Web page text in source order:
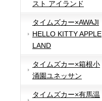
スト アイランド
タイムズカー×AWAJI
HELLO KITTY APPLE
LAND
タイムズカー×箱根小
涌園ユネッサン
タイムズカー×有馬温